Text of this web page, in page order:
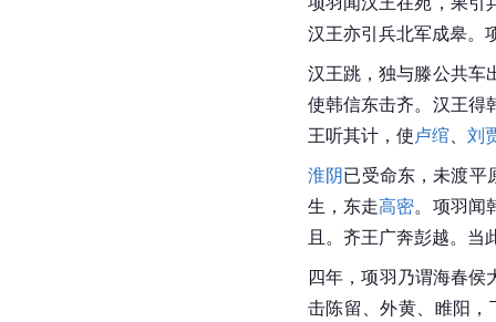
汉王亦引兵北军成皋。
汉王跳，独与滕公共车
使韩信东击齐。汉王得
王听其计，使卢绾
刘
淮阴已受命东，未渡平
生，东走高密。项羽闻
且。齐王广奔彭越。当
四年，项羽乃谓海春侯
击陈留、外黄、睢阳